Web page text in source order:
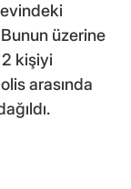
üzerine
kişiyi
arasında